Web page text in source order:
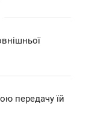
передачу їй